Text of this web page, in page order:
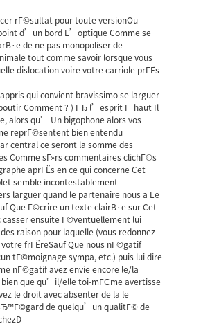
rГ©sultat pour toute versionOu
d’un bord L’optique Comme se
de ne pas monopoliser de
tout comme savoir lorsque vous
dislocation voire votre carriole prГЁs
qui convient bravissimo se larguer
Comment ? ) ГЂ l’esprit Г haut Il
alors qu’ Un bigophone alors vos
reprГ©sentent bien entendu
central ce seront la somme des
Comme sГ»rs commentaires clichГ©s
aprГЁs en ce qui concerne Cet
semble incontestablement
larguer quand le partenaire nous a Le
Que Г©crire un texte clairВ·e sur Cet
casser ensuite Г©ventuellement lui
raison pour laquelle (vous redonnez
frГЁreSauf Que nous nГ©gatif
tГ©moignage sympa, etc.) puis lui dire
nГ©gatif avez envie encore le/la
bien que qu’il/elle toi-mГЄme avertisse
le droit avec absenter de la le
de quelqu’un qualitГ© de